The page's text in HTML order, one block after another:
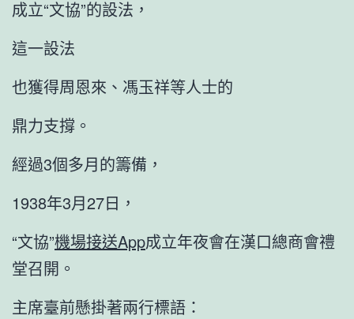
成立“文協”的設法，
這一設法
也獲得周恩來、馮玉祥等人士的
鼎力支撐。
經過3個多月的籌備，
1938年3月27日，
“文協”機場接送App成立年夜會在漢口總商會禮
堂召開。
主席臺前懸掛著兩行標語：